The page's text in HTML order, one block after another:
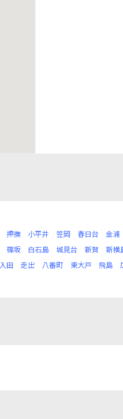
押撫 小平井 笠岡 春日台 金浦
篠坂 白石島 城見台 新賀 新横
入田 走出 八番町 東大戸 飛島